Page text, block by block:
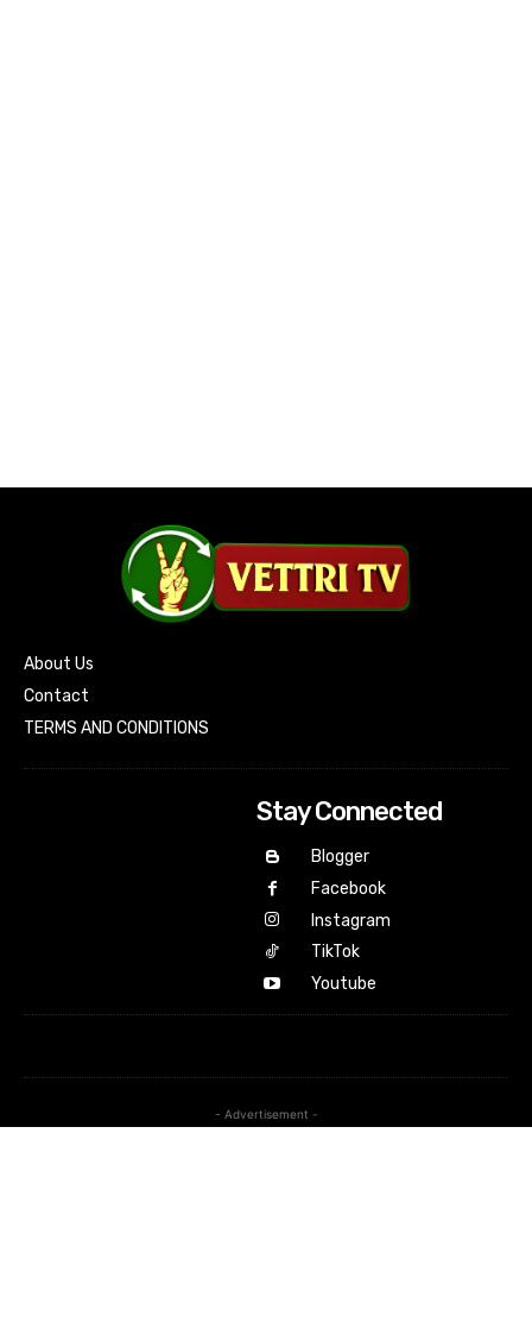
About Us
Contact
TERMS AND CONDITIONS
Stay Connected
Blogger
Facebook
Instagram
TikTok
Youtube
- Advertisement -